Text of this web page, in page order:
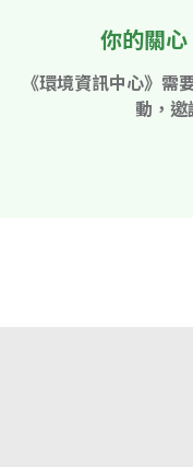
你的關
《環境資訊中心》
動，